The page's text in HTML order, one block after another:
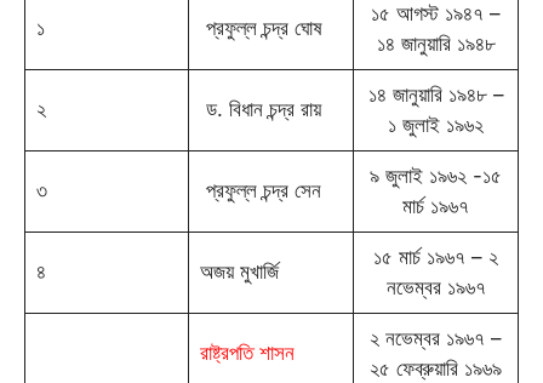
১ প্রফুল্ল চন্দ্র ঘোষ
১৫ আগস্ট ১৯৪৭ –
১৪ জানুয়ারি ১৯৪৮
২ ড. বিধান চন্দ্র রায়
১৪ জানুয়ারি ১৯৪৮ –
১ জুলাই ১৯৬২
৩ প্রফুল্ল চন্দ্র সেন
৯ জুলাই ১৯৬২ -১৫
মার্চ ১৯৬৭
৪ অজয় মুখার্জি
১৫ মার্চ ১৯৬৭ – ২
নভেম্বর ১৯৬৭
রাষ্ট্রপতি শাসন
২ নভেম্বর ১৯৬৭ –
২৫ ফেব্রুয়ারি ১৯৬৯